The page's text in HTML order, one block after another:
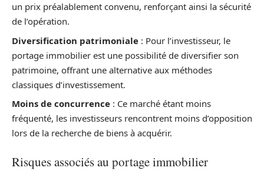
un prix préalablement convenu, renforçant ainsi la sécurité
de l’opération.
Diversification patrimoniale : Pour l’investisseur, le
portage immobilier est une possibilité de diversifier son
patrimoine, offrant une alternative aux méthodes
classiques d’investissement.
Moins de concurrence : Ce marché étant moins
fréquenté, les investisseurs rencontrent moins d’opposition
lors de la recherche de biens à acquérir.
Risques associés au portage immobilier